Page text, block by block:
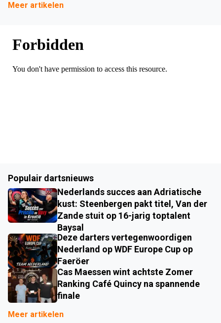
Meer artikelen
Populair dartsnieuws
Nederlands succes aan Adriatische
kust: Steenbergen pakt titel, Van der
Zande stuit op 16-jarig toptalent
Baysal
Deze darters vertegenwoordigen
Nederland op WDF Europe Cup op
Faeröer
Cas Maessen wint achtste Zomer
Ranking Café Quincy na spannende
finale
Meer artikelen